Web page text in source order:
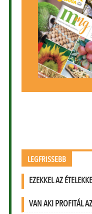
LEGFRISSEBB
EZEKKEL AZ
VAN AKI PROFITÁL